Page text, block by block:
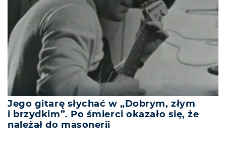
Jego gitarę słychać w „Dobrym, złym
i brzydkim”. Po śmierci okazało się, że
należał do masonerii